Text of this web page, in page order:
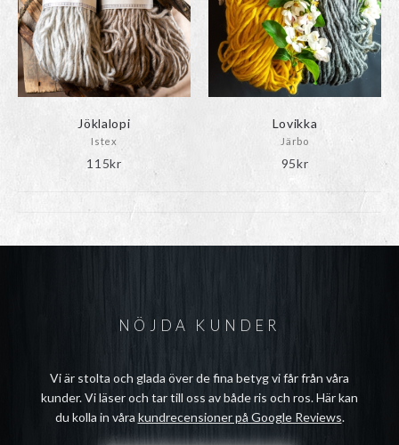
Jöklalopi
Istex
115kr
Lovikka
Järbo
95kr
NÖJDA KUNDER
Vi är stolta och glada över de fina betyg vi får från våra
kunder. Vi läser och tar till oss av både ris och ros. Här kan
du kolla in våra kundrecensioner på Google Reviews.